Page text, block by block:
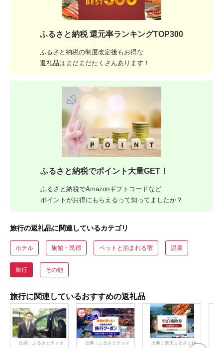
ふるさと納税 還元率ランキングTOP300
ふるさと納税の制度改定後もお得な
返礼品はまだまだたくさんあります！
ふるさと納税でポイント大量GET！
ふるさと納税でAmazonギフトコードなど
ポイントがお得にもらえるって知ってましたか？
旅行の返礼品に関連しているカテゴリ
ホテル 旅館・民宿 ペットと泊まれる宿 温泉
旅行 その他
旅行に関連しているおすすめの返礼品
出典：ふるさとチョイ
出典：ふるさとチョイ
出典：楽天ふるさと納